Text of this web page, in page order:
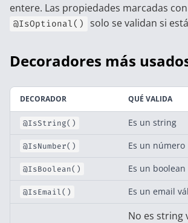
entere. Las propiedades marcadas con
@IsOptional() solo se validan si
Decoradores más
DECORADOR QUÉ VALIDA
@IsString() Es un string
@IsNumber() Es un número
@IsBoolean() Es un boolean
@IsEmail() Es un email
No es string